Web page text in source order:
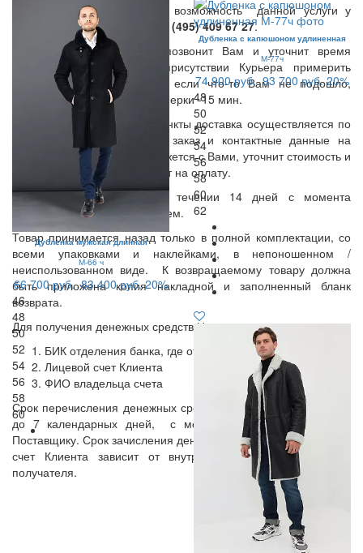
Вы также можете уточнить возможность данной услуги у
нашего менеджера по тел.:
8 (495) 409 67 27.
В день доставки Курьер позвонит Вам и уточнит время
доставки. Вы можете в присутствии Курьера примерить
заказанные Вами вещи, и если что-то Вам не подошло,
вернуть курьеру. Время примерки -15 мин.
В остальные населенные пункты доставка осуществляется по
предоплате. Оставьте Ваш заказ и контактные данные на
нашем сайте, менеджер свяжется с Вами, уточнит стоимость и
сроки доставки и вышлет счет на оплату.
Возврат осуществляется в течении 14 дней с момента
получения товара покупателем.
Товар принимается назад только в полной комплектации, со
всеми упаковками и наклейками, в непоношенном /
неиспользованном виде. К возвращаемому товару должна
быть приложена копия накладной и заполненный бланк
возврата.
Для получения денежных средств Нужно предоставить:
БИК отделения банка, где открыт счет
Лицевой счет Клиента
ФИО владельца счета
Срок перечисления денежных средств осуществляется в срок
до 7 календарных дней, с момента поступления товара
Поставщику. Срок зачисления денежных средств на расчетный
счет Клиента зависит от внутреннего регламента банка-
получателя.
Дубленка мужская длинная
М-66 ч
66 700 руб. 83 400 руб. 20%
46
48
50
52
54
56
58
60
Дубленка с капюшоном удлиненная
М-77ч
74 900 руб. 93 700 руб. 20%
48
50
52
54
56
58
60
62